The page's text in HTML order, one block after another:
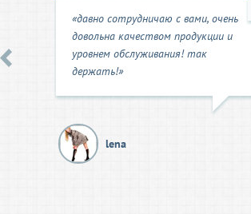
«давно сотрудничаю с вами, очень
довольна качеством продукции и
уровнем обслуживания! так
держать!»
lena